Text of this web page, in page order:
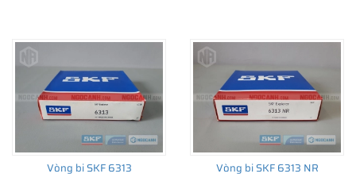
THÔNG TIN HỮU ÍCH
Vòng bi SKF chính hãng, Những lưu ý cơ bản trước khi mua hàng
Xuất xứ vòng bi SKF chính hãng ở đâu?
Chất lượng vòng bi SKF chính hãng
Vòng bi SKF 6313 Vòng bi SKF 6313 NR